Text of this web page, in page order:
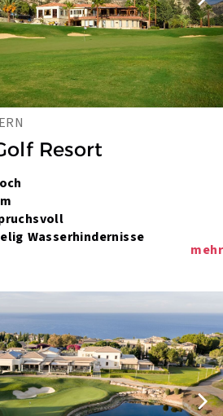
Resort
Wasserhindernisse
mehr